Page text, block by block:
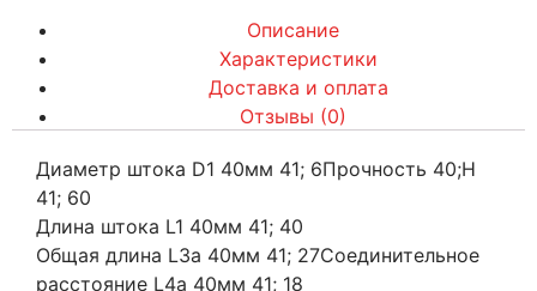
Описание
Характеристики
Доставка и оплата
Отзывы (0)
Диаметр штока D1 40мм 41; 6Прочность 40;Н
41; 60
Длина штока L1 40мм 41; 40
Общая длина L3a 40мм 41; 27Соединительное
расстояние L4a 40мм 41; 18